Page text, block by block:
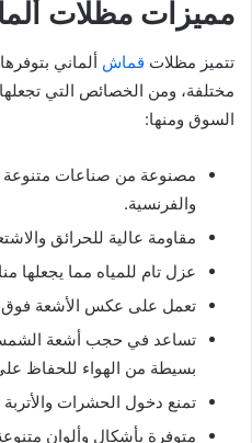
مميزات مظلات
تتميز مظلات قماش ألماني
مختلفة، ومن الخصائص التي
السوق ومنها:
مصنوعة من صناعات متنوعة
والفرنسية.
مقاومة عالية للحرائق
عزل تام للمياه مما يجعلها
تعمل على عكس الأشعة فوق
تساعد في حجب أشعة الشمس
بسيطة من الهواء للحفاظ
تمنع دخول الحشرات والأتربة
متوفرة بأشكال وألوان